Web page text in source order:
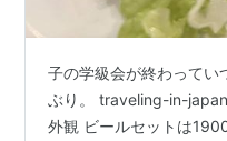
子の学級会が終わってい
ぶり。 traveling-in-
外観 ビールセットは